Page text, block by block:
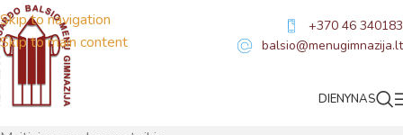
Skip to navigation
Skip to main content
+370 46 340183
balsio@menugimnazija.lt
DIENYNAS
Maitinimas